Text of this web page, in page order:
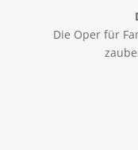
Die Oper für